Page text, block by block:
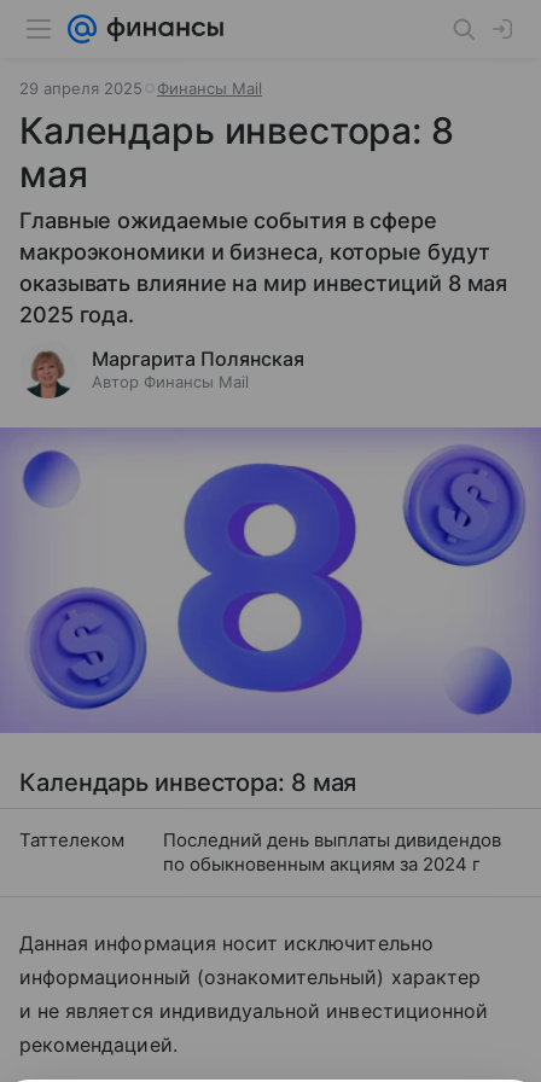
29 апреля 2025 Финансы Mail
Календарь инвестора: 8
мая
Главные ожидаемые события в сфере
макроэкономики и бизнеса, которые будут
оказывать влияние на мир инвестиций 8 мая
2025 года.
Маргарита Полянская
Автор Финансы Mail
Календарь инвестора: 8 мая
Таттелеком
Последний день выплаты дивидендов
по обыкновенным акциям за 2024 г
Данная информация носит исключительно
информационный (ознакомительный) характер
и не является индивидуальной инвестиционной
рекомендацией.